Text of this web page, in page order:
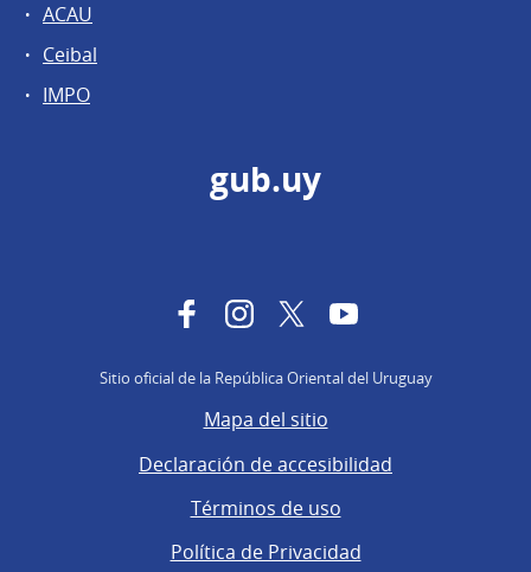
ACAU
Ceibal
IMPO
gub.uy
FacebookInstagram
TwitterYouTube
Sitio oficial de la República Oriental del Uruguay
Mapa del sitio
Declaración de accesibilidad
Términos de uso
Política de Privacidad